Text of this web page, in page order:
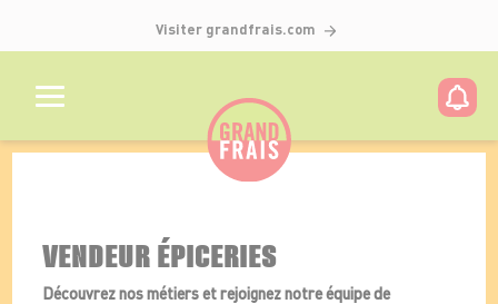
Visiter grandfrais.com
VENDEUR ÉPICERIES
Découvrez nos métiers et rejoignez notre équipe de